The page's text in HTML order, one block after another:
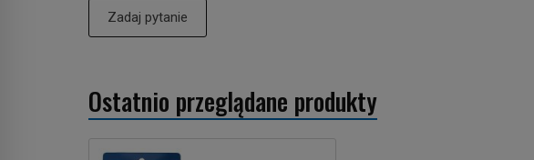
Zadaj pytanie
Ostatnio przeglądane produkty